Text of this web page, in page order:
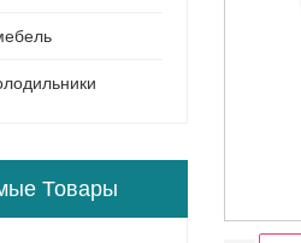
Товары